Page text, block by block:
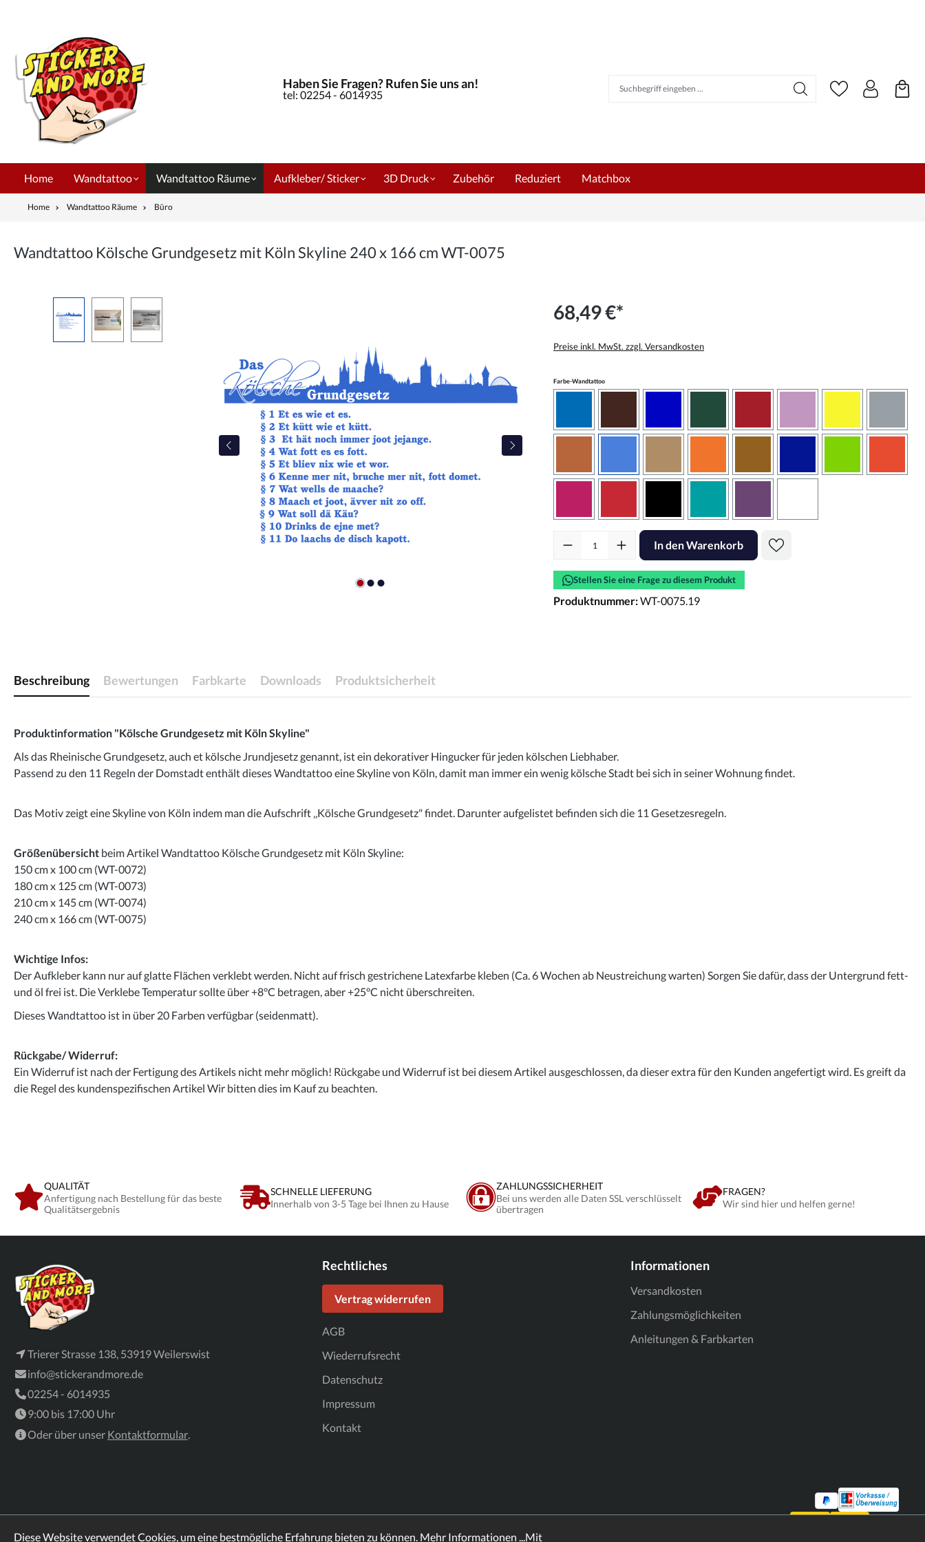
Haben Sie Fragen? Rufen Sie uns an!
tel: 02254 - 6014935
Home Wandtattoo Wandtattoo Räume Aufkleber/ Sticker 3D Druck Zubehör Reduziert Matchbox
Home Wandtattoo Räume Büro
Wandtattoo Kölsche Grundgesetz mit Köln Skyline 240 x 166 cm WT-0075
68,49 €*
Preise inkl. MwSt. zzgl. Versandkosten
Farbe-Wandtattooauswählen
Produkt Anzahl: Gib den gewünschten Wert ein oder benutze die Schaltflächen
In den Warenkorb
Stellen Sie eine Frage zu diesem Produkt
Produktnummer:WT-0075.19
Beschreibung Bewertungen Farbkarte Downloads Produktsicherheit
Produktinformation "Kölsche Grundgesetz mit Köln Skyline"
Als das Rheinische Grundgesetz, auch et kölsche Jrundjesetz genannt, ist ein dekorativer Hingucker für jeden kölschen Liebhaber.
Passend zu den 11 Regeln der Domstadt enthält dieses Wandtattoo eine Skyline von Köln, damit man immer ein wenig kölsche Stadt bei sich in seiner Wohnung findet.
Das Motiv zeigt eine Skyline von Köln indem man die Aufschrift ‚‚Kölsche Grundgesetz" findet. Darunter aufgelistet befinden sich die 11 Gesetzesregeln.
Größenübersicht beim Artikel Wandtattoo Kölsche Grundgesetz mit Köln Skyline:
150 cm x 100 cm (WT-0072)
180 cm x 125 cm (WT-0073)
210 cm x 145 cm (WT-0074)
240 cm x 166 cm (WT-0075)
Wichtige Infos:
Der Aufkleber kann nur auf glatte Flächen verklebt werden. Nicht auf frisch gestrichene Latexfarbe kleben (Ca. 6 Wochen ab Neustreichung warten) Sorgen Sie dafür, dass der Untergrund fett-
und öl frei ist. Die Verklebe Temperatur sollte über +8°C betragen, aber +25°C nicht überschreiten.
Dieses Wandtattoo ist in über 20 Farben verfügbar (seidenmatt).
Rückgabe/ Widerruf:
Ein Widerruf ist nach der Fertigung des Artikels nicht mehr möglich! Rückgabe und Widerruf ist bei diesem Artikel ausgeschlossen, da dieser extra für den Kunden angefertigt wird. Es greift da
die Regel des kundenspezifischen Artikel Wir bitten dies im Kauf zu beachten.
QUALITÄT
Anfertigung nach Bestellung für das beste
Qualitätsergebnis
SCHNELLE LIEFERUNG
Innerhalb von 3-5 Tage bei Ihnen zu Hause
ZAHLUNGSSICHERHEIT
Bei uns werden alle Daten SSL verschlüsselt
übertragen
FRAGEN?
Wir sind hier und helfen gerne!
Trierer Strasse 138, 53919 Weilerswist
info@stickerandmore.de
02254 - 6014935
9:00 bis 17:00 Uhr
Oder über unser Kontaktformular.
Rechtliches
Vertrag widerrufen
AGB
Wiederrufsrecht
Datenschutz
Impressum
Kontakt
Informationen
Versandkosten
Zahlungsmöglichkeiten
Anleitungen & Farbkarten
Diese Website verwendet Cookies, um eine bestmögliche Erfahrung bieten zu können. Mehr Informationen ...Mit